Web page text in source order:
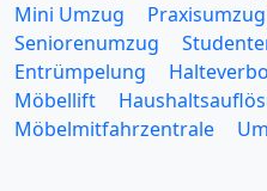
Mini Umzug
Praxisumzug
Seniorenumzug
Entrümpelung
Möbellift
Möbelmitfahrzentrale